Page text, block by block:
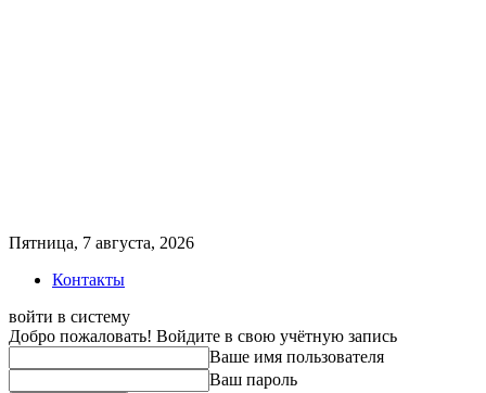
Пятница, 7 августа, 2026
Контакты
войти в систему
Добро пожаловать! Войдите в свою учётную запись
Ваше имя пользователя
Ваш пароль